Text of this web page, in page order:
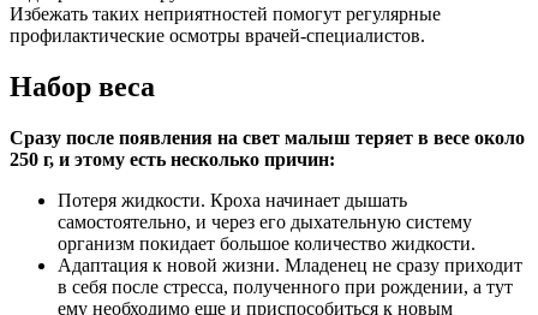
Избежать таких неприятностей помогут регулярные
профилактические осмотры врачей-специалистов.
Набор веса
Сразу после появления на свет малыш теряет в весе около
250 г, и этому есть несколько причин:
Потеря жидкости. Кроха начинает дышать
самостоятельно, и через его дыхательную систему
организм покидает большое количество жидкости.
Адаптация к новой жизни. Младенец не сразу приходит
в себя после стресса, полученного при рождении, а тут
ему необходимо еще и приспособиться к новым